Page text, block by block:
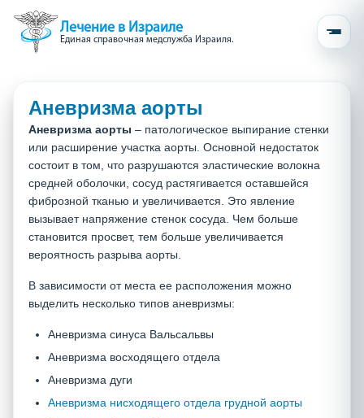
Лечение в Израиле
Единая справочная медслужба Израиля.
Аневризма аорты
Аневризма аорты – патологическое выпирание стенки
или расширение участка аорты. Основной недостаток
состоит в том, что разрушаются эластические волокна
средней оболочки, сосуд растягивается оставшейся
фиброзной тканью и увеличивается. Это явление
вызывает напряжение стенок сосуда. Чем больше
становится просвет, тем больше увеличивается
вероятность разрыва аорты.
В зависимости от места ее расположения можно
выделить несколько типов аневризмы:
Аневризма синуса Вальсальвы
Аневризма восходящего отдела
Аневризма дуги
Аневризма нисходящего отдела грудной аорты